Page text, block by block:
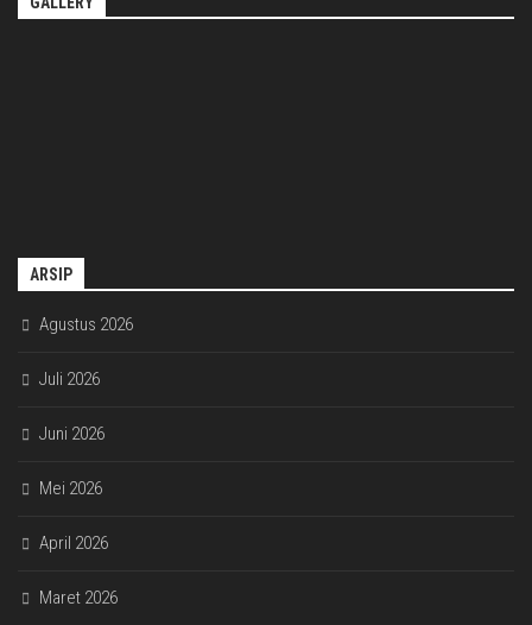
ARSIP
Agustus 2026
Juli 2026
Juni 2026
Mei 2026
April 2026
Maret 2026